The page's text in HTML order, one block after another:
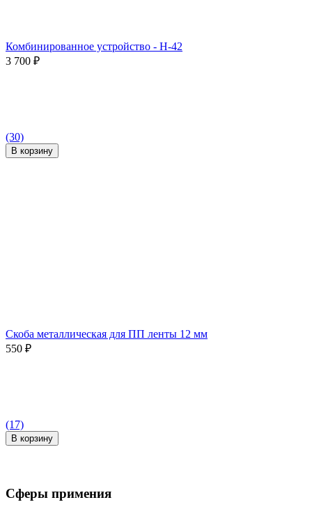
Комбинированное устройство - H-42
3 700 ₽
(30)
В корзину
Скоба металлическая для ПП ленты 12 мм
550 ₽
(17)
В корзину
Сферы примения